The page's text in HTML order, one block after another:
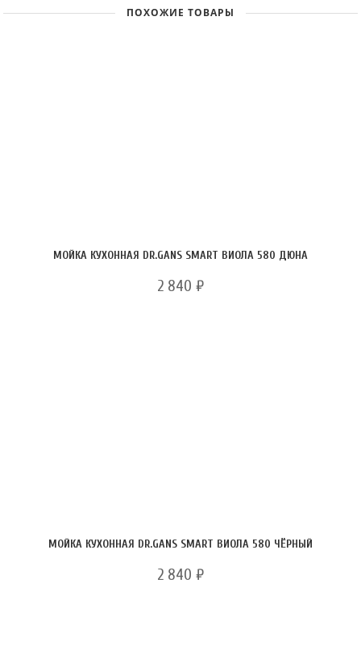
ПОХОЖИЕ ТОВАРЫ
МОЙКА КУХОННАЯ DR.GANS SMART ВИОЛА 580 ДЮНА
2 840 ₽
МОЙКА КУХОННАЯ DR.GANS SMART ВИОЛА 580 ЧЁРНЫЙ
2 840 ₽